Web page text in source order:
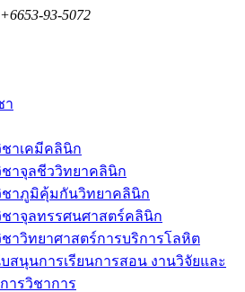
+6653-93-5072
า
าเคมีคลินิก
าจุลชีววิทยาคลินิก
ชาภูมิคุ้มกันวิทยาคลินิก
าจุลทรรศนศาสตร์คลินิก
าวิทยาศาสตร์การบริการโลหิต
สนุนการเรียนการสอน งานวิจัยและ
ารวิชาการ